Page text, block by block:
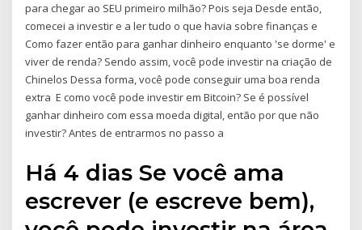
para chegar ao SEU primeiro milhão? Pois seja Desde então,
comecei a investir e a ler tudo o que havia sobre finanças e
Como fazer então para ganhar dinheiro enquanto 'se dorme' e
viver de renda? Sendo assim, você pode investir na criação de
Chinelos Dessa forma, você pode conseguir uma boa renda
extra E como você pode investir em Bitcoin? Se é possível
ganhar dinheiro com essa moeda digital, então por que não
investir? Antes de entrarmos no passo a
Há 4 dias Se você ama
escrever (e escreve bem),